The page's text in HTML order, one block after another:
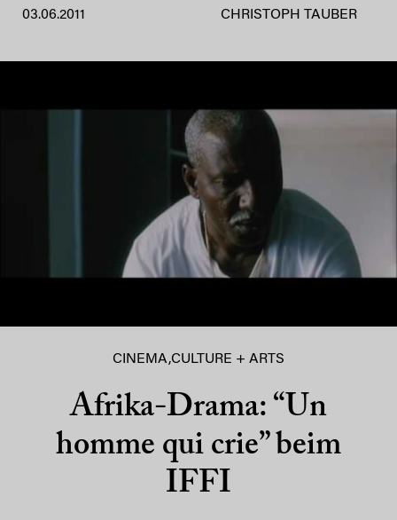
03.06.2011 CHRISTOPH TAUBER
CINEMA,CULTURE + ARTS
Afrika-Drama: “Un
homme qui crie” beim
IFFI